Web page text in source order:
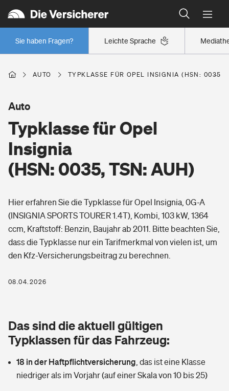
Leichte Sprache
Sie haben Fragen?
Wer versichert was: Jetzt Versicherer finden
Regionalklassen: So ist Ihre Region eingestuft
Wer versichert was: Jetzt Versicherer finden
Berufsunfähigkeitsversicherung
Erwerbsunfähigkeitsversicherung
Arbeitsrechtsschutz
Berufshaftpflichtversicherung
Rentenrechner: Wie viel Geld bekomme ich im Alter?
Wer versichert was: Jetzt Versicherer finden
Wohnen
Wohngebäudeversicherung
Hausratversicherung
Elementarversicherung
Photovoltaik
Wärmepumpen versichern
Vermieterrrechtsschutz
Mietkautionsversicherung
Pri­vate Haft­pflicht­
Rechts­schutz­ver­si­che­rung
Kinderunfall­ver­si­che­rung
Reiseversicherung
Gesundheit
Private Krankenversicherung
Tierkrankenversicherung
Zur Übersicht
AUTO TYPKLASSE FÜR OPEL INSIGNIA (HSN: 0035,
Typklasse für Opel
Insignia
(HSN: 0035, TSN: AUH)
Auto
Hier erfahren Sie die Typklasse für Opel Insignia, 0G-A
(INSIGNIA SPORTS TOURER 1.4T), Kombi, 103 kW, 1364
ccm, Kraftstoff: Benzin, Baujahr ab 2011. Bitte beachten Sie,
dass die Typklasse nur ein Tarifmerkmal von vielen ist, um
den Kfz-Versicherungsbeitrag zu berechnen.
08.04.2026
Das sind die aktuell gültigen
Typklassen für das Fahrzeug:
18 in der Haftpflichtversicherung das ist eine Klasse
niedriger als im Vorjahr (auf einer Skala von 10 bis 25)